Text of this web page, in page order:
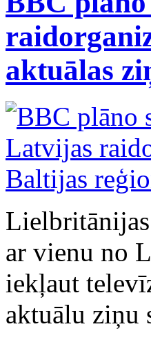
aktuālas
ar vienu no
iekļaut
aktuālu ziņu